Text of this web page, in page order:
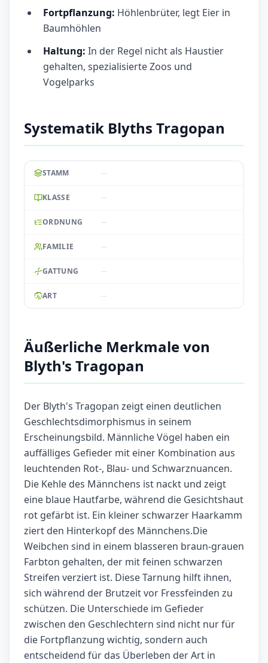
Fortpflanzung: Höhlenbrüter, legt Eier in
Baumhöhlen
Haltung: In der Regel nicht als Haustier
gehalten, spezialisierte Zoos und
Vogelparks
Systematik Blyths Tragopan
STAMM --
KLASSE --
ORDNUNG --
FAMILIE --
GATTUNG --
ART --
Äußerliche Merkmale von
Blyth's Tragopan
Der Blyth's Tragopan zeigt einen deutlichen
Geschlechtsdimorphismus in seinem
Erscheinungsbild. Männliche Vögel haben ein
auffälliges Gefieder mit einer Kombination aus
leuchtenden Rot-, Blau- und Schwarznuancen.
Die Kehle des Männchens ist nackt und zeigt
eine blaue Hautfarbe, während die Gesichtshaut
rot gefärbt ist. Ein kleiner schwarzer Haarkamm
ziert den Hinterkopf des Männchens.Die
Weibchen sind in einem blasseren braun-grauen
Farbton gehalten, der mit feinen schwarzen
Streifen verziert ist. Diese Tarnung hilft ihnen,
sich während der Brutzeit vor Fressfeinden zu
schützen. Die Unterschiede im Gefieder
zwischen den Geschlechtern sind nicht nur für
die Fortpflanzung wichtig, sondern auch
entscheidend für das Überleben der Art in